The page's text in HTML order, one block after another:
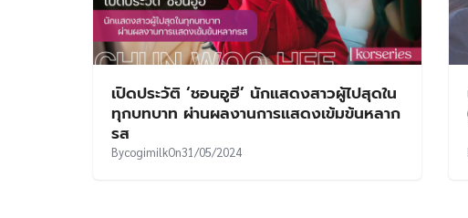
เปิดประวัติ ‘ชอนอูฮี’ นักแสดงสาวผู้ไปสุดใน
ทุกบทบาท ผ่านผลงานการแสดงเข้มข้นหลาก
รส
BycogimilkOn31/05/2024